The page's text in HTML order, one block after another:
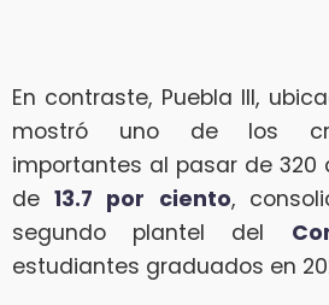
En contraste, Puebla III,
mostró uno de los
importantes al pasar de 320
de13.7 por ciento,
segundo plantel del
estudiantes graduados en